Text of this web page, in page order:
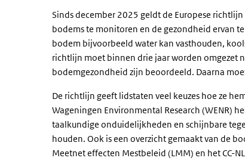
Sinds december 2025 geldt de Europese
bodems te monitoren en de gezondheid ervan
bodem bijvoorbeeld water kan vasthouden,
richtlijn moet binnen drie jaar worden omgezet
bodemgezondheid zijn beoordeeld. Daarna
De richtlijn geeft lidstaten veel keuzes hoe ze
Wageningen Environmental Research (WENR)
taalkundige onduidelijkheden en schijnbare
houden. Ook is een overzicht gemaakt van de
Meetnet effecten Mestbeleid (LMM) en het CC-